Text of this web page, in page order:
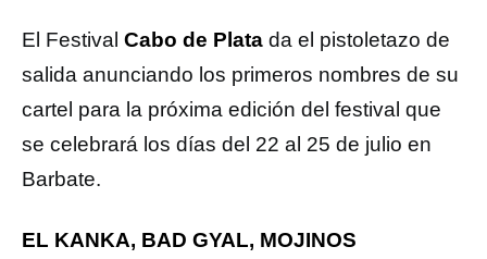
El Festival Cabo de Plata da el pistoletazo de
salida anunciando los primeros nombres de su
cartel para la próxima edición del festival que
se celebrará los días del 22 al 25 de julio en
Barbate.
EL KANKA, BAD GYAL, MOJINOS